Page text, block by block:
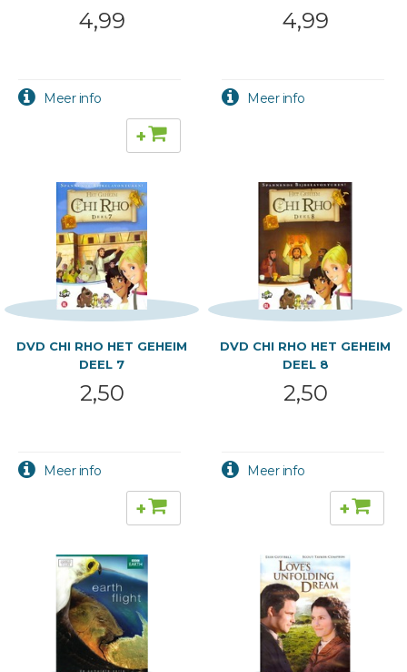
4,99
+
4,99
DVD CHI RHO HET GEHEIM
DEEL 7
2,50
+
DVD CHI RHO HET GEHEIM
DEEL 8
2,50
+